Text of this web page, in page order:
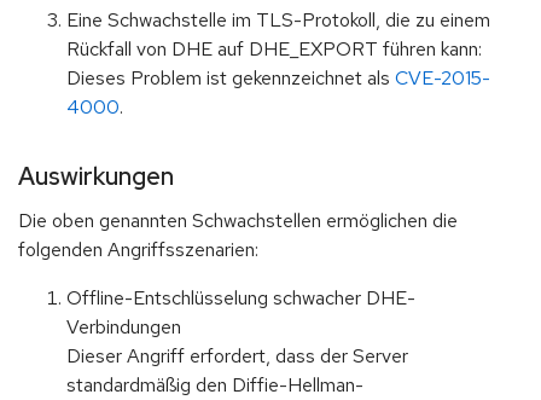
Eine Schwachstelle im TLS-Protokoll, die zu einem
Rückfall von DHE auf DHE_EXPORT führen kann:
Dieses Problem ist gekennzeichnet als CVE-2015-
4000.
Auswirkungen
Die oben genannten Schwachstellen ermöglichen die
folgenden Angriffsszenarien:
Offline-Entschlüsselung schwacher DHE-
Verbindungen
Dieser Angriff erfordert, dass der Server
standardmäßig den Diffie-Hellman-